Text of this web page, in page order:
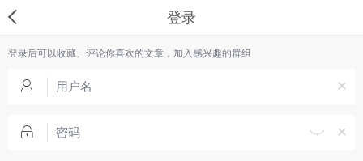
登录
登录后可以收藏、评论你喜欢的文章，加入感兴趣的群组